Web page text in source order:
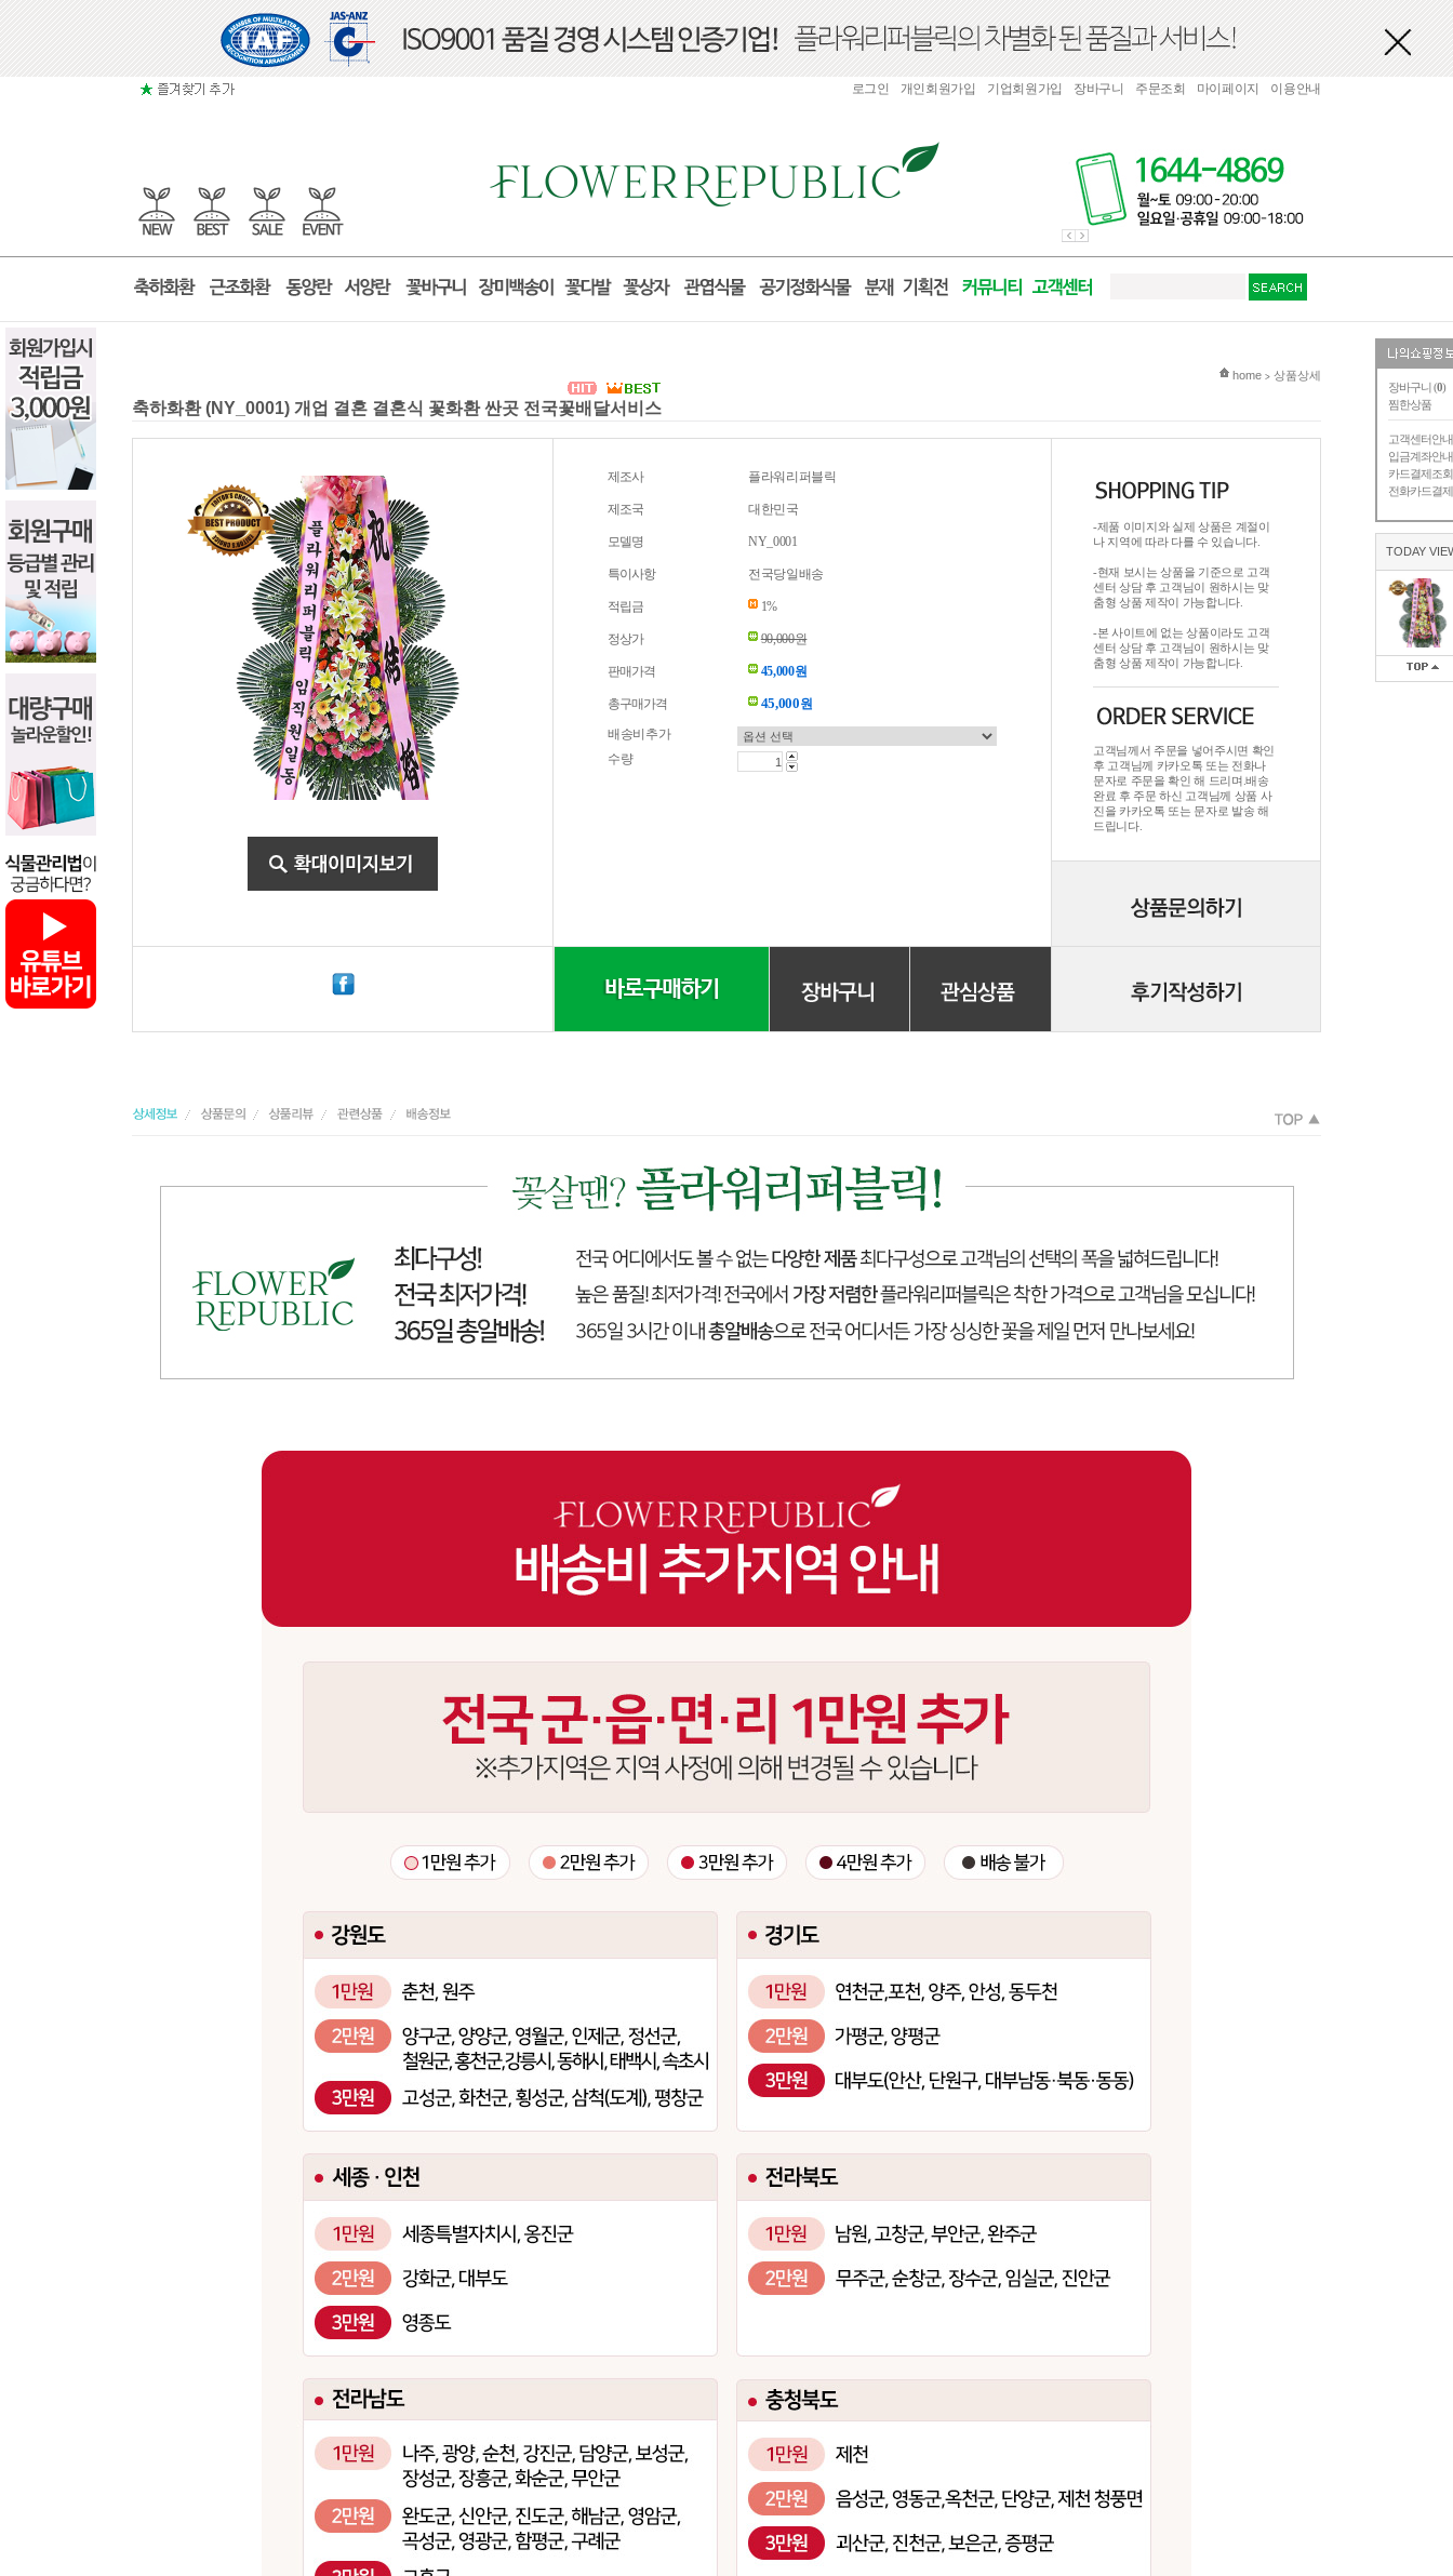
장바구니 (0)
찜한상품
고객센터안내
입금계좌안내
카드결제조회
전화카드결제
TODAY
로그인 개인회원가입 기업회원가입 장바구니 주문조회 마이페이지 이용안내
현재 위치
home > 상품상세
축하화환 (NY_0001) 개업 결혼 결혼식 꽃화환 싼곳 전국꽃배달서비스
제조사 플라워리퍼블릭
제조국 대한민국
모델명 NY_0001
특이사항 전국당일배송
적립금 1%
정상가 90,000원
판매가격 45,000원
총구매가격 45,000원
배송비추가
수량
-제품 이미지와 실제 상품은 계절이
나 지역에 따라 다를 수 있습니다.
-현재 보시는 상품을 기준으로 고객
센터 상담 후 고객님이 원하시는 맞
춤형 상품 제작이 가능합니다.
-본 사이트에 없는 상품이라도 고객
센터 상담 후 고객님이 원하시는 맞
춤형 상품 제작이 가능합니다.
고객님께서 주문을 넣어주시면 확인
후 고객님께 카카오톡 또는 전화나
문자로 주문을 확인 해 드리며.배송
완료 후 주문 하신 고객님께 상품 사
진을 카카오톡 또는 문자로 발송 해
드립니다.